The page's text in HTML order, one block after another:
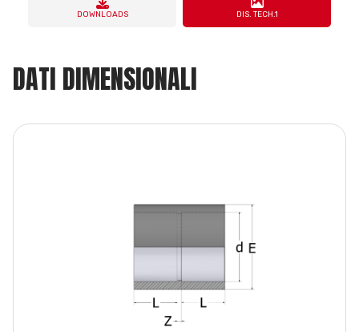
DOWNLOADS DIS. TECH.1
DATI DIMENSIONALI